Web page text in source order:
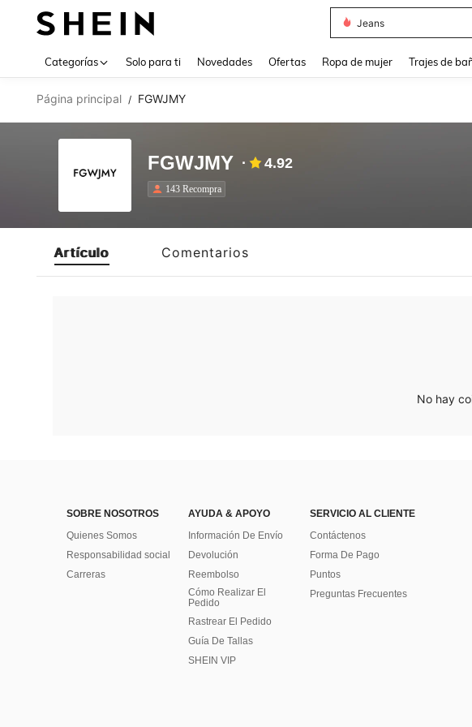
Jeans
Categorías Solo para ti Novedades Ofertas Ropa de mujer Trajes de
Página principal / FGWJMY
FGWJMY 4.92
143 Recompra
Artículo Comentarios
No hay
SOBRE NOSOTROS
Quienes Somos
Responsabilidad social
Carreras
AYUDA & APOYO
Información De Envío
Devolución
Reembolso
Cómo Realizar El
Pedido
Rastrear El Pedido
Guía De Tallas
SHEIN VIP
SERVICIO AL CLIENTE
Contáctenos
Forma De Pago
Puntos
Preguntas Frecuentes